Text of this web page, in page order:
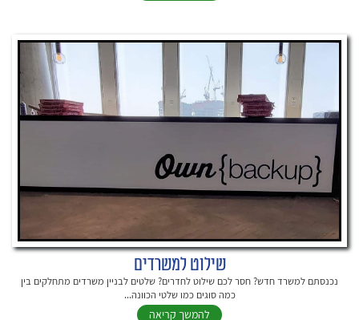
שילוט למשרדים
נכנסתם למשרד חדש? חסר לכם שילוט לחדרים? שלטים לבניין משרדים מתחלקים בין
כמה סוגים כמו שלטי הכוונה...
להמשך קריאה